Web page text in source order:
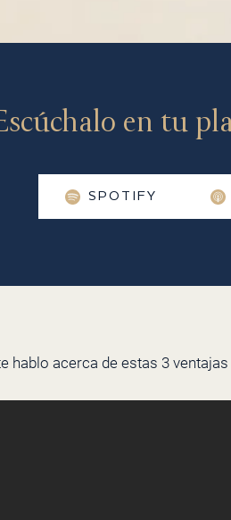
en tu
SPOTIFY
hablo acerca de estas 3